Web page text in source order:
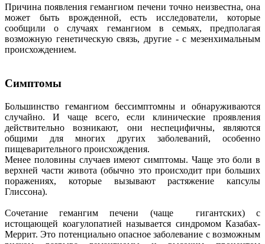
Причина появления гемангиом печени точно неизвестна, она
может быть врожденной, есть исследователи, которые
сообщили о случаях гемангиом в семьях, предполагая
возможную генетическую связь, другие - с мезенхимальным
происхождением.
Симптомы
Большинство гемангиом бессимптомны и обнаруживаются
случайно. И чаще всего, если клинические проявления
действительно возникают, они неспецифичны, являются
общими для многих других заболеваний, особенно
пищеварительного происхождения.
Менее половины случаев имеют симптомы. Чаще это боли в
верхней части живота (обычно это происходит при больших
поражениях, которые вызывают растяжение капсулы
Глиссона).
Сочетание гемангим печени (чаще гигантских) с
истощающей коагулопатией называется синдромом Казабах-
Меррит. Это потенциально опасное заболевание с возможным